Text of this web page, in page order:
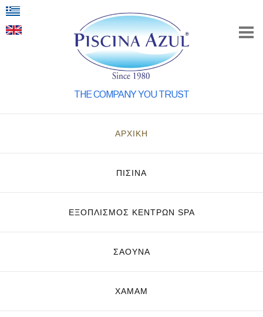
THE COMPANY YOU TRUST
ΑΡΧΙΚΗ
ΠΙΣΙΝΑ
ΕΞΟΠΛΙΣΜΌΣ ΚΈΝΤΡΩΝ SPA
ΣΑΟΥΝΑ
ΧΑΜΑΜ